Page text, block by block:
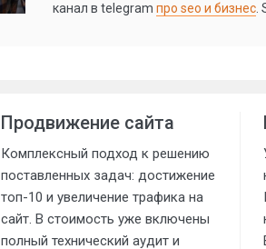
канал в telegram про seo и бизнес
Продвижение сайта
Комплексный подход к решению
поставленных задач: достижение
топ-10 и увеличение трафика на
сайт. В стоимость уже включены
полный технический аудит и